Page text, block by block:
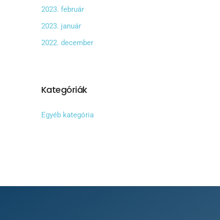
2023. február
2023. január
2022. december
Kategóriák
Egyéb kategória